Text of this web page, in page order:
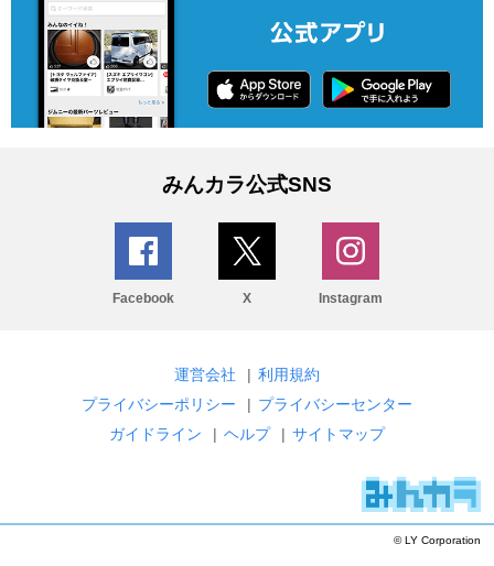
みんカラ公式SNS
Facebook X Instagram
運営会社 | 利用規約
プライバシーポリシー
| プライバシーセンター
ガイドライン
| ヘルプ | サイトマップ
© LY Corporation